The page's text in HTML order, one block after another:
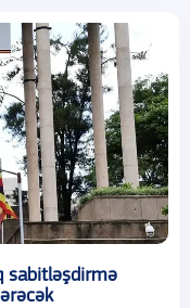
sabitləşdirmə